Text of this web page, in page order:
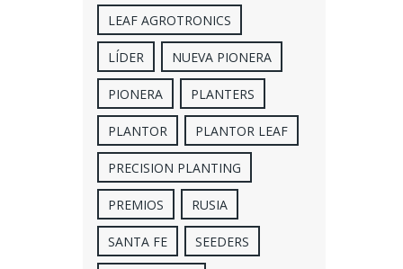
LEAF AGROTRONICS
LÍDER NUEVA PIONERA
PIONERA PLANTERS
PLANTOR PLANTOR LEAF
PRECISION PLANTING
PREMIOS RUSIA
SANTA FE SEEDERS